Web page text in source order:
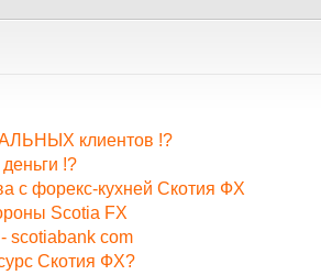
клиентов !?
!?
с форекс-кухней Скотия ФХ
Scotia FX
scotiabank com
Скотия ФХ?